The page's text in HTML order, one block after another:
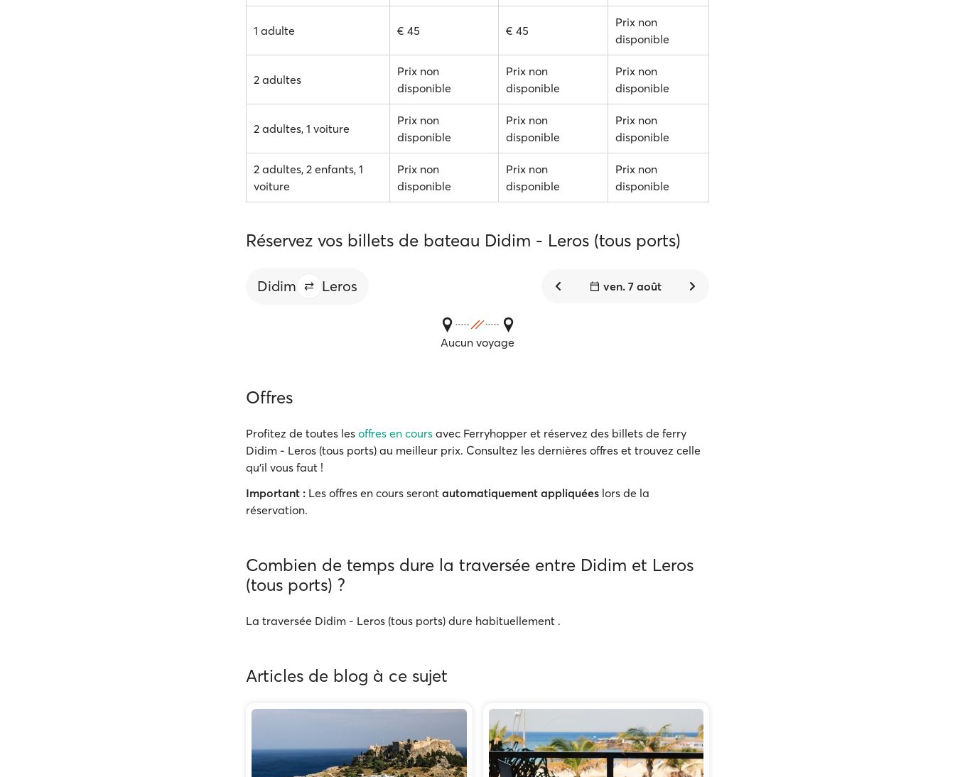
1 adulte € 45 € 45
Prix non
disponible
2 adultes
Prix non
disponible
Prix non
disponible
Prix non
disponible
2 adultes, 1 voiture
Prix non
disponible
Prix non
disponible
Prix non
disponible
2 adultes, 2 enfants, 1
voiture
Prix non
disponible
Prix non
disponible
Prix non
disponible
Réservez vos billets de bateau Didim - Leros (tous ports)
Didim Leros ven. 7 août
Aucun voyage
Offres
Profitez de toutes les offres en cours avec Ferryhopper et réservez des billets de ferry
Didim - Leros (tous ports) au meilleur prix. Consultez les dernières offres et trouvez celle
qu'il vous faut !
Important : Les offres en cours seront automatiquement appliquées lors de la
réservation.
Combien de temps dure la traversée entre Didim et Leros
(tous ports) ?
La traversée Didim - Leros (tous ports) dure habituellement .
Articles de blog à ce sujet